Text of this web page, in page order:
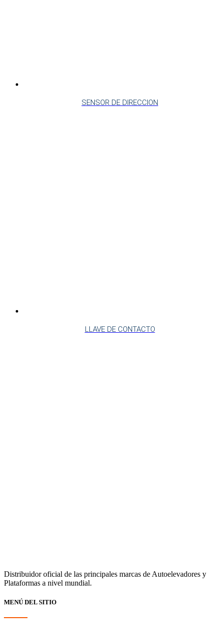
SENSOR DE DIRECCION
LLAVE DE CONTACTO
Distribuidor oficial de las principales marcas de Autoelevadores y
Plataformas a nivel mundial.
MENÚ DEL SITIO